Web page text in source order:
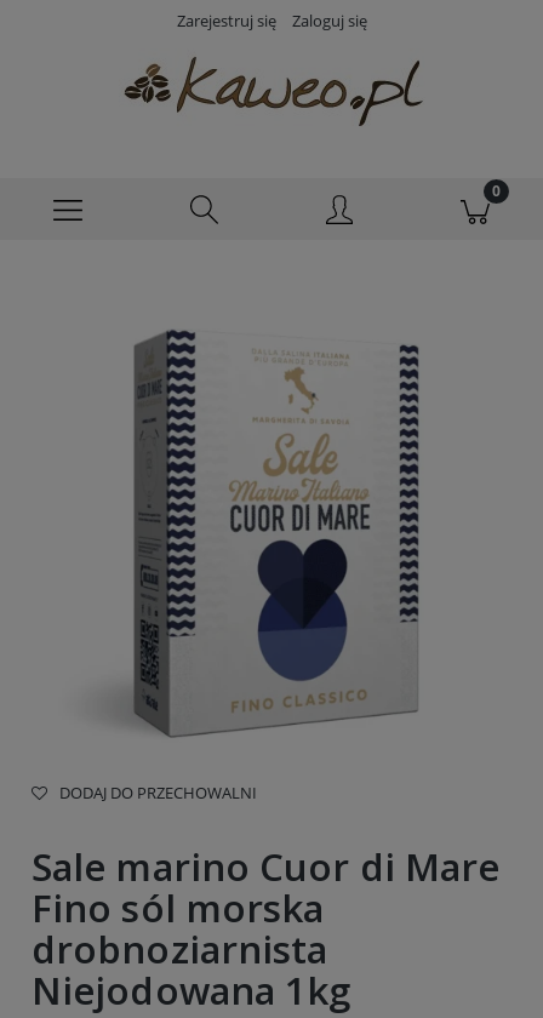
Zarejestruj się Zaloguj się
DODAJ DO PRZECHOWALNI
Sale marino Cuor di Mare
Fino sól morska
drobnoziarnista
Niejodowana 1kg